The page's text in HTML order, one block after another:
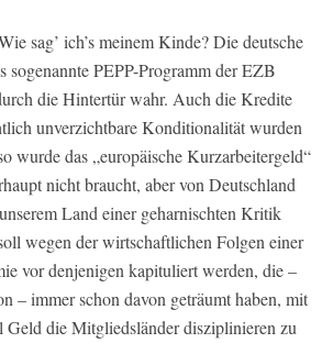
sag’ ich’s meinem Kinde? Die deutsche
sogenannte PEPP-Programm der EZB
die Hintertür wahr. Auch die Kredite
unverzichtbare Konditionalität wurden
wurde das „europäische Kurzarbeitergeld“
nicht braucht, aber von Deutschland
Land einer geharnischten Kritik
wegen der wirtschaftlichen Folgen einer
vor denjenigen kapituliert werden, die –
– immer schon davon geträumt haben, mit
Geld die Mitgliedsländer disziplinieren zu